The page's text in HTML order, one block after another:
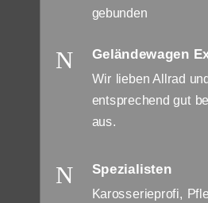
gebunden
N Geländewagen
Wir lieben Allrad
entsprechend gut
aus.
N Spezialisten
Karosserieprofi,